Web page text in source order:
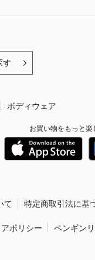
す
ボディウェア
お買い物をもっと楽
て 特定商取引法に基
ポリシー ペンギン